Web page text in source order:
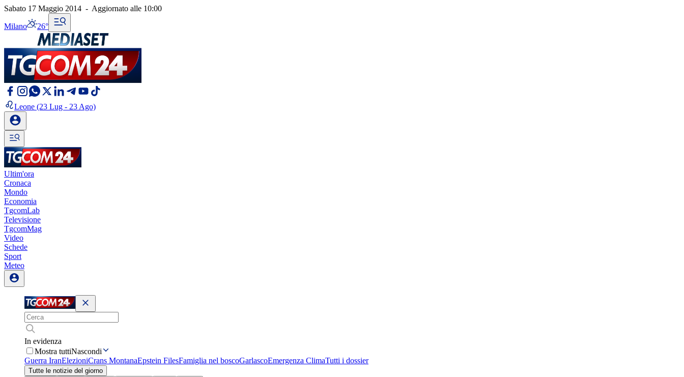
Sabato 17 Maggio 2014 - Aggiornato alle 10:00
Milano 26°
Leone (23 Lug - 23 Ago)
Ultim'ora
Cronaca
Mondo
Economia
TgcomLab
Televisione
TgcomMag
Video
Schede
Sport
Meteo
In evidenza
Mostra tuttiNascondi
Guerra IranElezioniCrans MontanaEpstein FilesFamiglia nel boscoGarlascoEmergenza ClimaTutti i dossier
Tutte le notizie del giorno